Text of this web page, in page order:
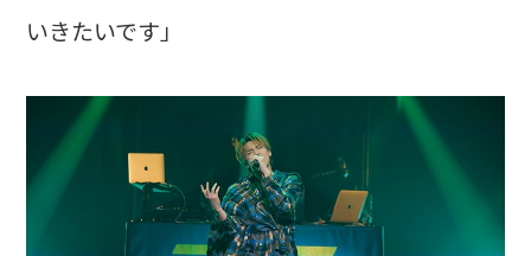
いきたいです」